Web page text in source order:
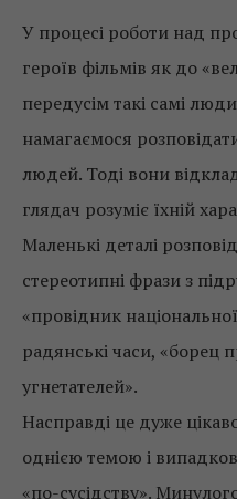
У процесі роботи над
героїв фільмів як до
передусім такі самі
намагаємося
людей. Тоді вони
глядач розуміє їхній
Маленькі деталі
стереотипні фрази з
«провідник
радянські часи, «борец
угнетателей».
Насправді це дуже
однією темою і
«по-сусідству».